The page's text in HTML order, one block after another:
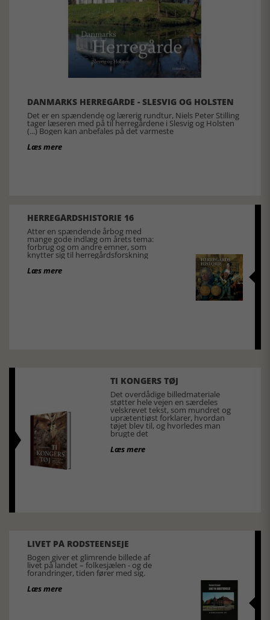
DANMARKS HERREGÅRDE - SLESVIG OG HOLSTEN
Det er en spændende og lærerig rundtur, Niels Peter Stilling
tager læseren med på til herregårdene i Slesvig og Holsten
(...) Bogen kan anbefales på det varmeste
Læs mere
HERREGÅRDSHISTORIE 16
Atter en spændende årbog med
mange gode indlæg om årets tema:
forbrug og om andre emner, som
knytter sig til herregårdsforskning
Læs mere
TI KONGERS TØJ
Det overdådige billedmateriale
støtter hele vejen en særdeles
velskrevet tekst, som mundret og
uprætentiøst forklarer, hvordan
tøjet blev til, og hvorledes man
brugte det
Læs mere
LIVET PÅ RODSTEENSEJE
Bogen giver et glimrende billede af
livet på landet – folkesjælen - og de
forandringer, tiden fører med sig.
Læs mere